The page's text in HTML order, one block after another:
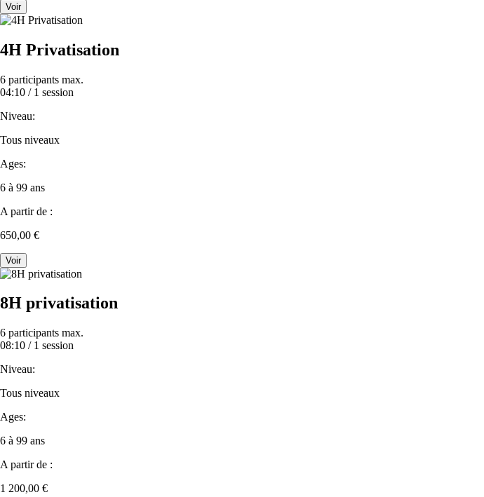
Voir
4H Privatisation
6 participants max.
04:10 / 1 session
Niveau:
Tous niveaux
Ages:
6 à 99 ans
A partir de :
650,00 €
Voir
8H privatisation
6 participants max.
08:10 / 1 session
Niveau:
Tous niveaux
Ages:
6 à 99 ans
A partir de :
1 200,00 €